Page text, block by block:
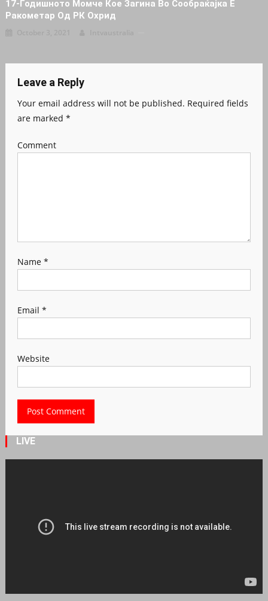
17-Годишното Момче Кое Загина Во Сообраќајка Е
Ракометар Од РК Охрид
Leave a Reply
Your email address will not be published. Required fields
are marked *
Comment
Name *
Email *
Website
LIVE